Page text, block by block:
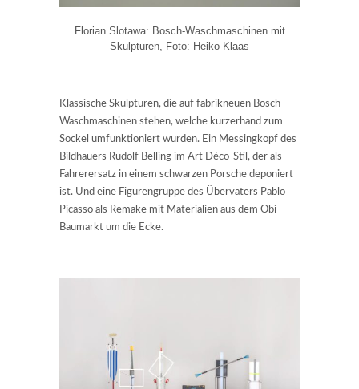
Florian Slotawa: Bosch-Waschmaschinen mit
Skulpturen, Foto: Heiko Klaas
Klassische Skulpturen, die auf fabrikneuen Bosch-
Waschmaschinen stehen, welche kurzerhand zum
Sockel umfunktioniert wurden. Ein Messingkopf des
Bildhauers Rudolf Belling im Art Déco-Stil, der als
Fahrerersatz in einem schwarzen Porsche deponiert
ist. Und eine Figurengruppe des Übervaters Pablo
Picasso als Remake mit Materialien aus dem Obi-
Baumarkt um die Ecke.